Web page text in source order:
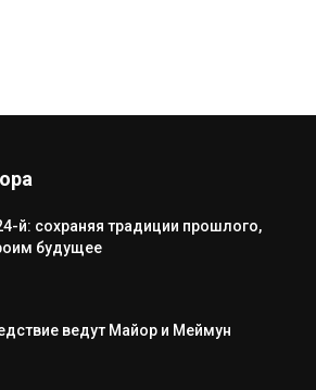
й: сохраняя традиции прошлого,
будущее
ведут Майор и Меймун